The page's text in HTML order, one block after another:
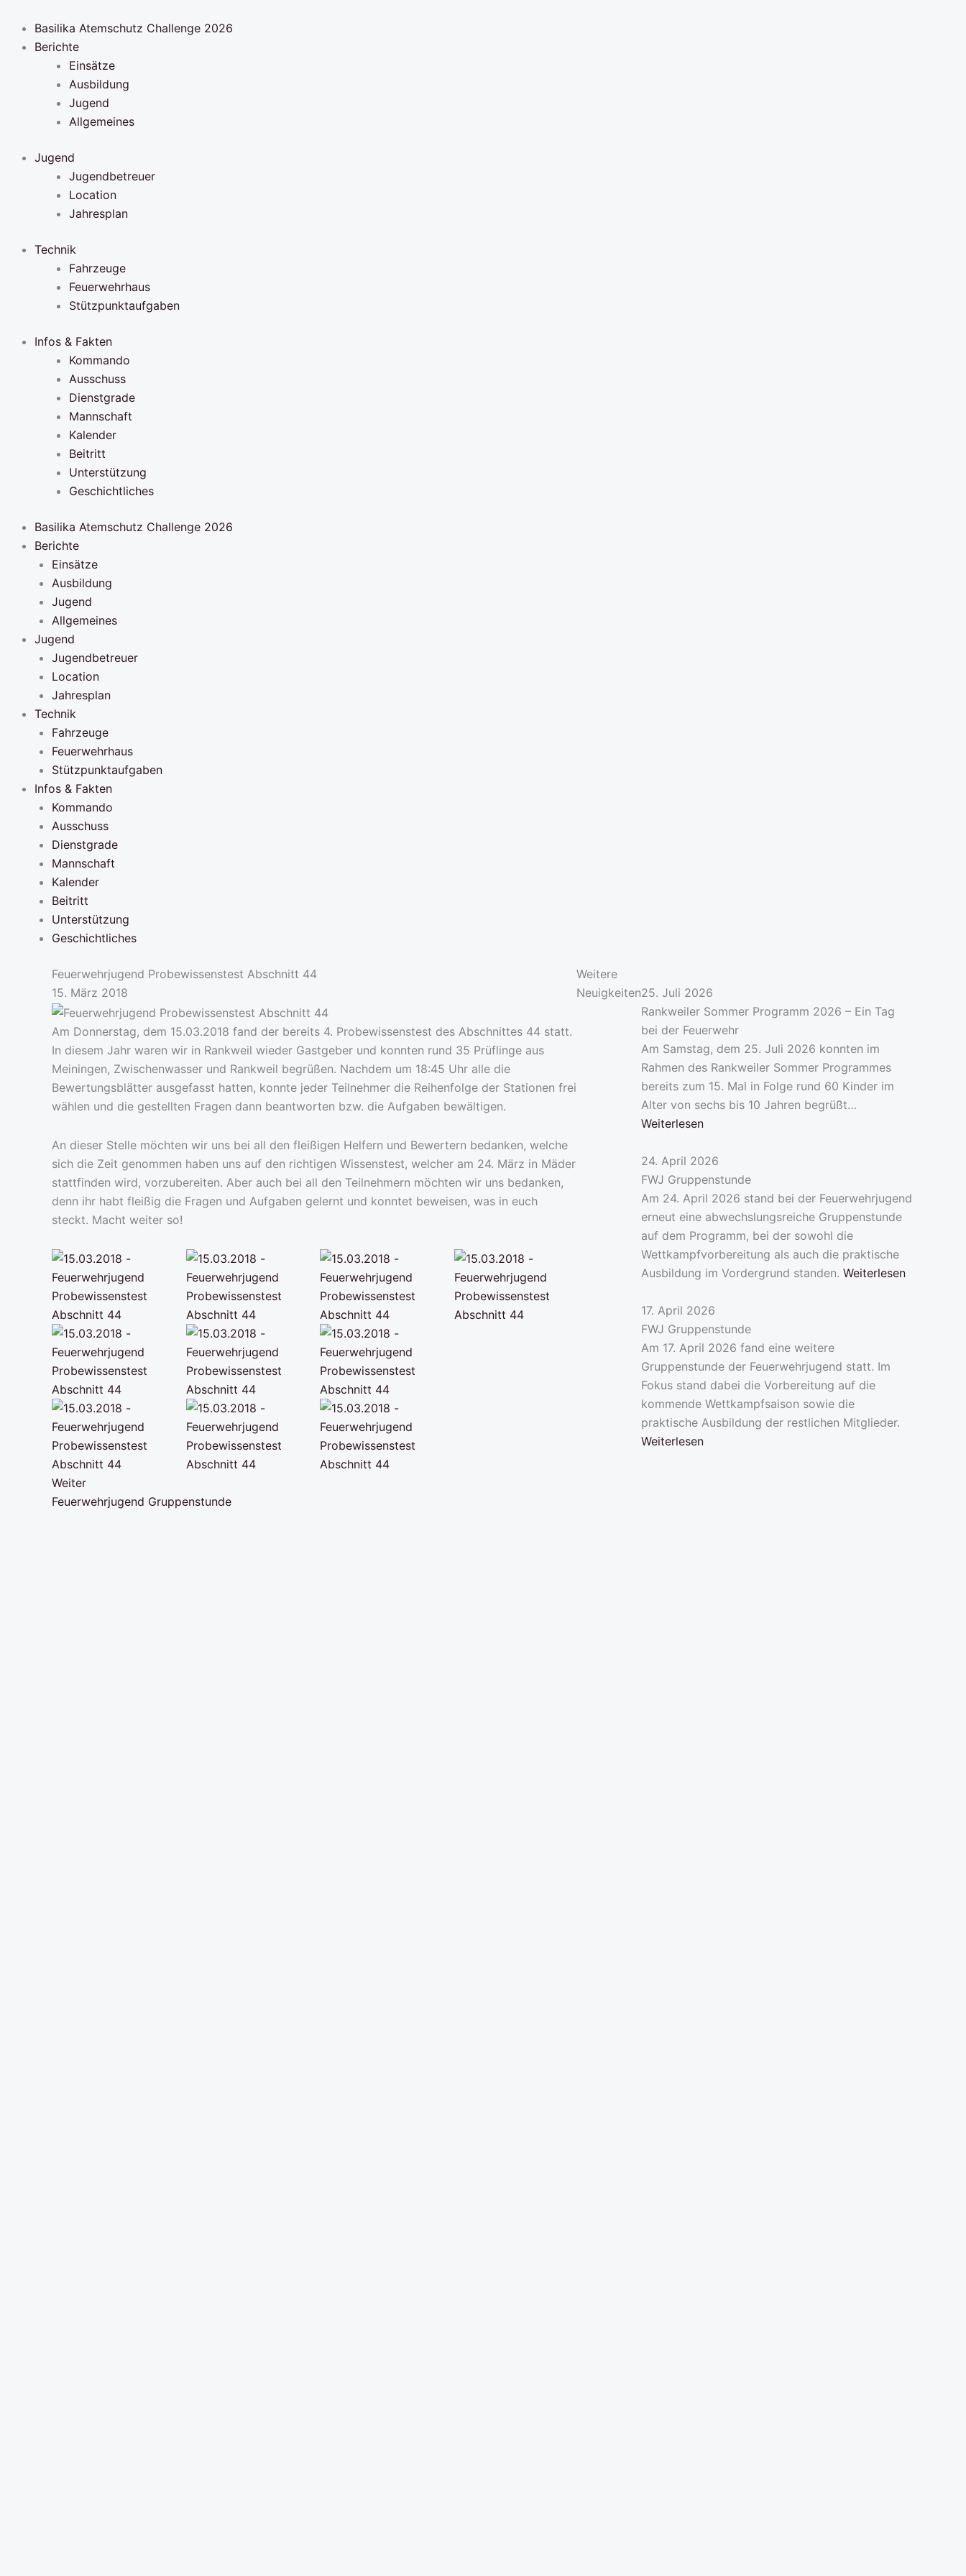
Inhalt
springen
Basilika Atemschutz Challenge 2026
Berichte
Einsätze
Ausbildung
Jugend
Allgemeines
Jugend
Jugendbetreuer
Location
Jahresplan
Technik
Fahrzeuge
Feuerwehrhaus
Stützpunktaufgaben
Infos & Fakten
Kommando
Ausschuss
Dienstgrade
Mannschaft
Kalender
Beitritt
Unterstützung
Geschichtliches
Basilika Atemschutz Challenge 2026
Berichte
Einsätze
Ausbildung
Jugend
Allgemeines
Jugend
Jugendbetreuer
Location
Jahresplan
Technik
Fahrzeuge
Feuerwehrhaus
Stützpunktaufgaben
Infos & Fakten
Kommando
Ausschuss
Dienstgrade
Mannschaft
Kalender
Beitritt
Unterstützung
Geschichtliches
Feuerwehrjugend Probewissenstest Abschnitt 44
15. März 2018
Am Donnerstag, dem 15.03.2018 fand der bereits 4. Probewissenstest des Abschnittes 44 statt.
In diesem Jahr waren wir in Rankweil wieder Gastgeber und konnten rund 35 Prüflinge aus
Meiningen, Zwischenwasser und Rankweil begrüßen. Nachdem um 18:45 Uhr alle die
Bewertungsblätter ausgefasst hatten, konnte jeder Teilnehmer die Reihenfolge der Stationen frei
wählen und die gestellten Fragen dann beantworten bzw. die Aufgaben bewältigen.
An dieser Stelle möchten wir uns bei all den fleißigen Helfern und Bewertern bedanken, welche
sich die Zeit genommen haben uns auf den richtigen Wissenstest, welcher am 24. März in Mäder
stattfinden wird, vorzubereiten. Aber auch bei all den Teilnehmern möchten wir uns bedanken,
denn ihr habt fleißig die Fragen und Aufgaben gelernt und konntet beweisen, was in euch
steckt. Macht weiter so!
Weiter
Feuerwehrjugend Gruppenstunde
Weitere
Neuigkeiten25. Juli 2026
Rankweiler Sommer Programm 2026 – Ein Tag
bei der Feuerwehr
Am Samstag, dem 25. Juli 2026 konnten im
Rahmen des Rankweiler Sommer Programmes
bereits zum 15. Mal in Folge rund 60 Kinder im
Alter von sechs bis 10 Jahren begrüßt…
Weiterlesen
24. April 2026
FWJ Gruppenstunde
Am 24. April 2026 stand bei der Feuerwehrjugend
erneut eine abwechslungsreiche Gruppenstunde
auf dem Programm, bei der sowohl die
Wettkampfvorbereitung als auch die praktische
Ausbildung im Vordergrund standen.Weiterlesen
17. April 2026
FWJ Gruppenstunde
Am 17. April 2026 fand eine weitere
Gruppenstunde der Feuerwehrjugend statt. Im
Fokus stand dabei die Vorbereitung auf die
kommende Wettkampfsaison sowie die
praktische Ausbildung der restlichen Mitglieder.
Weiterlesen